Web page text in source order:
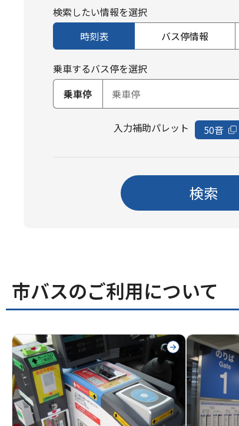
検索したい情報を選択
時刻表
バス停情報
乗車するバス停を選択
乗車停
入力補助パレット 50音
検索
市バスのご利用について